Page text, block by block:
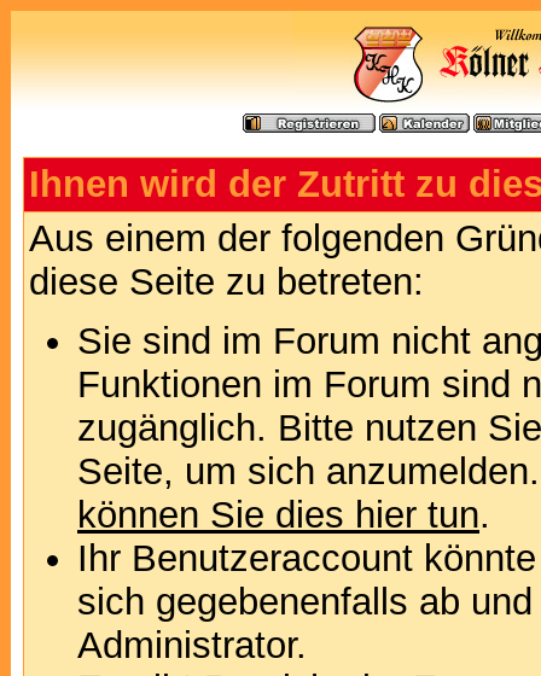
Ihnen wird der Zutritt zu
Aus einem der folgenden
diese Seite zu betreten:
Sie sind im Forum nicht
Funktionen im Forum sind
zugänglich. Bitte nutzen
Seite, um sich
können Sie dies hier tun.
Ihr Benutzeraccount
sich gegebenenfalls ab
Administrator.